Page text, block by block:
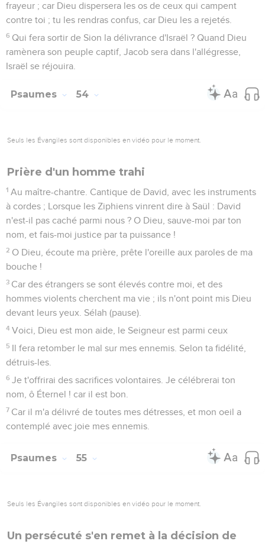
frayeur ; car Dieu dispersera les os de ceux qui campent
contre toi ; tu les rendras confus, car Dieu les a rejetés.
6 Qui fera sortir de Sion la délivrance d'Israël ? Quand Dieu
ramènera son peuple captif, Jacob sera dans l'allégresse,
Israël se réjouira.
Psaumes 54
Seuls les Évangiles sont disponibles en vidéo pour le moment.
Prière d'un homme trahi
1 Au maître-chantre. Cantique de David, avec les instruments
à cordes ; Lorsque les Ziphiens vinrent dire à Saül : David
n'est-il pas caché parmi nous ? O Dieu, sauve-moi par ton
nom, et fais-moi justice par ta puissance !
2 O Dieu, écoute ma prière, prête l'oreille aux paroles de ma
bouche !
3 Car des étrangers se sont élevés contre moi, et des
hommes violents cherchent ma vie ; ils n'ont point mis Dieu
devant leurs yeux. Sélah (pause).
4 Voici, Dieu est mon aide, le Seigneur est parmi ceux
5 Il fera retomber le mal sur mes ennemis. Selon ta fidélité,
détruis-les.
6 Je t'offrirai des sacrifices volontaires. Je célébrerai ton
nom, ô Éternel ! car il est bon.
7 Car il m'a délivré de toutes mes détresses, et mon oeil a
contemplé avec joie mes ennemis.
Psaumes 55
Seuls les Évangiles sont disponibles en vidéo pour le moment.
Un persécuté s'en remet à la décision de